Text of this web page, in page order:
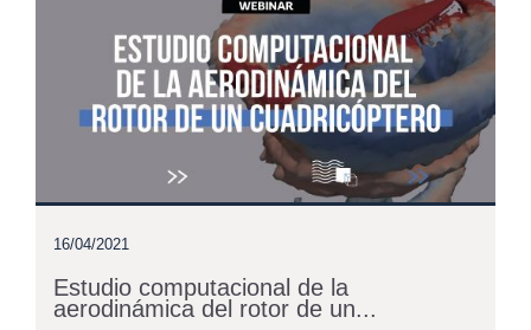
16/04/2021
Estudio computacional de la
aerodinámica del rotor de un...